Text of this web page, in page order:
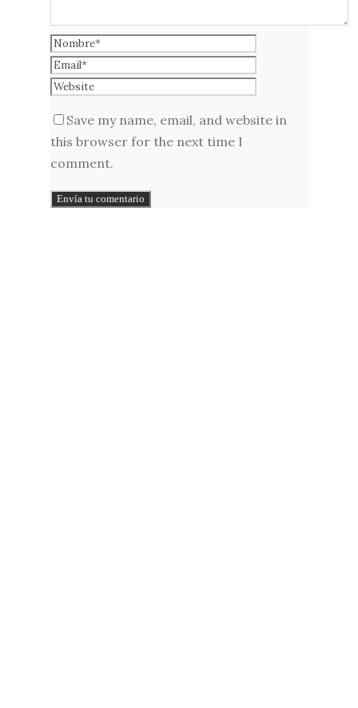
Save my name, email, and website in
this browser for the next time I
comment.